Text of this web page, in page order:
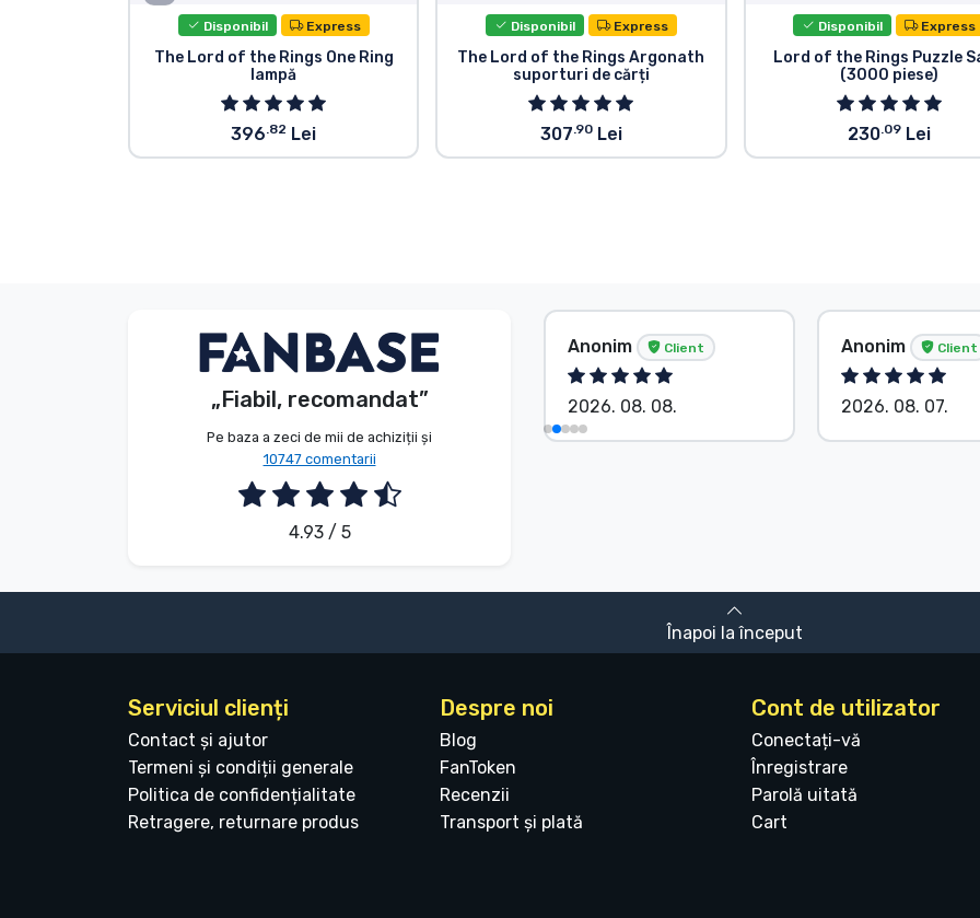
Disponibil Express
The Lord of the Rings One Ring
lampă
396.82 Lei
Disponibil Express
The Lord of the Rings Argonath
suporturi de cărți
307.90Lei
Disponibil Express
Lord of the Rings Puzzle
(3000 piese)
230.09Lei
„Fiabil, recomandat”
Pe baza a zeci de mii de achiziții și
10747 comentarii
4.93 / 5
Dávid Sulyok Client
2026. 08. 08.
Anonim Client
2026. 08. 08.
Anonim Client
2026. 08. 07.
Înapoi la început
Serviciul clienți
Contact și ajutor
Termeni și condiții generale
Politica de confidențialitate
Retragere, returnare produs
Despre noi
Blog
FanToken
Recenzii
Transport și plată
Cont de utilizator
Conectați-vă
Înregistrare
Parolă uitată
Cart